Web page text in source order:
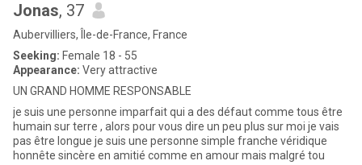
Jonas, 37
Aubervilliers, Île-de-France, France
Seeking: Female 18 - 55
Appearance: Very attractive
UN GRAND HOMME RESPONSABLE
je suis une personne imparfait qui a des défaut comme tous être
humain sur terre , alors pour vous dire un peu plus sur moi je vais
pas être longue je suis une personne simple franche véridique
honnête sincère en amitié comme en amour mais malgré tou